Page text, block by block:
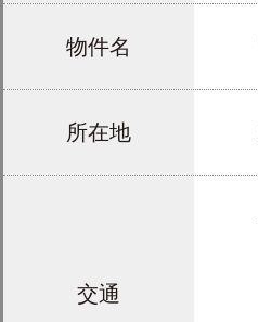
物件名
所在地
交通